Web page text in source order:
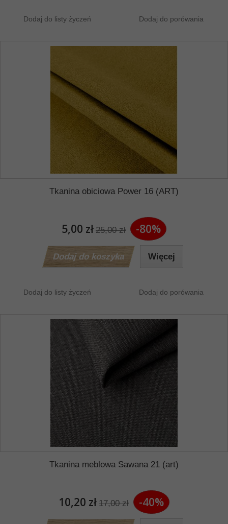
Dodaj do listy życzeń Dodaj do porówania
Tkanina obiciowa Power 16 (ART)
5,00 zł 25,00 zł -80%
Dodaj do koszyka Więcej
Dodaj do listy życzeń Dodaj do porówania
Tkanina meblowa Sawana 21 (art)
10,20 zł 17,00 zł -40%